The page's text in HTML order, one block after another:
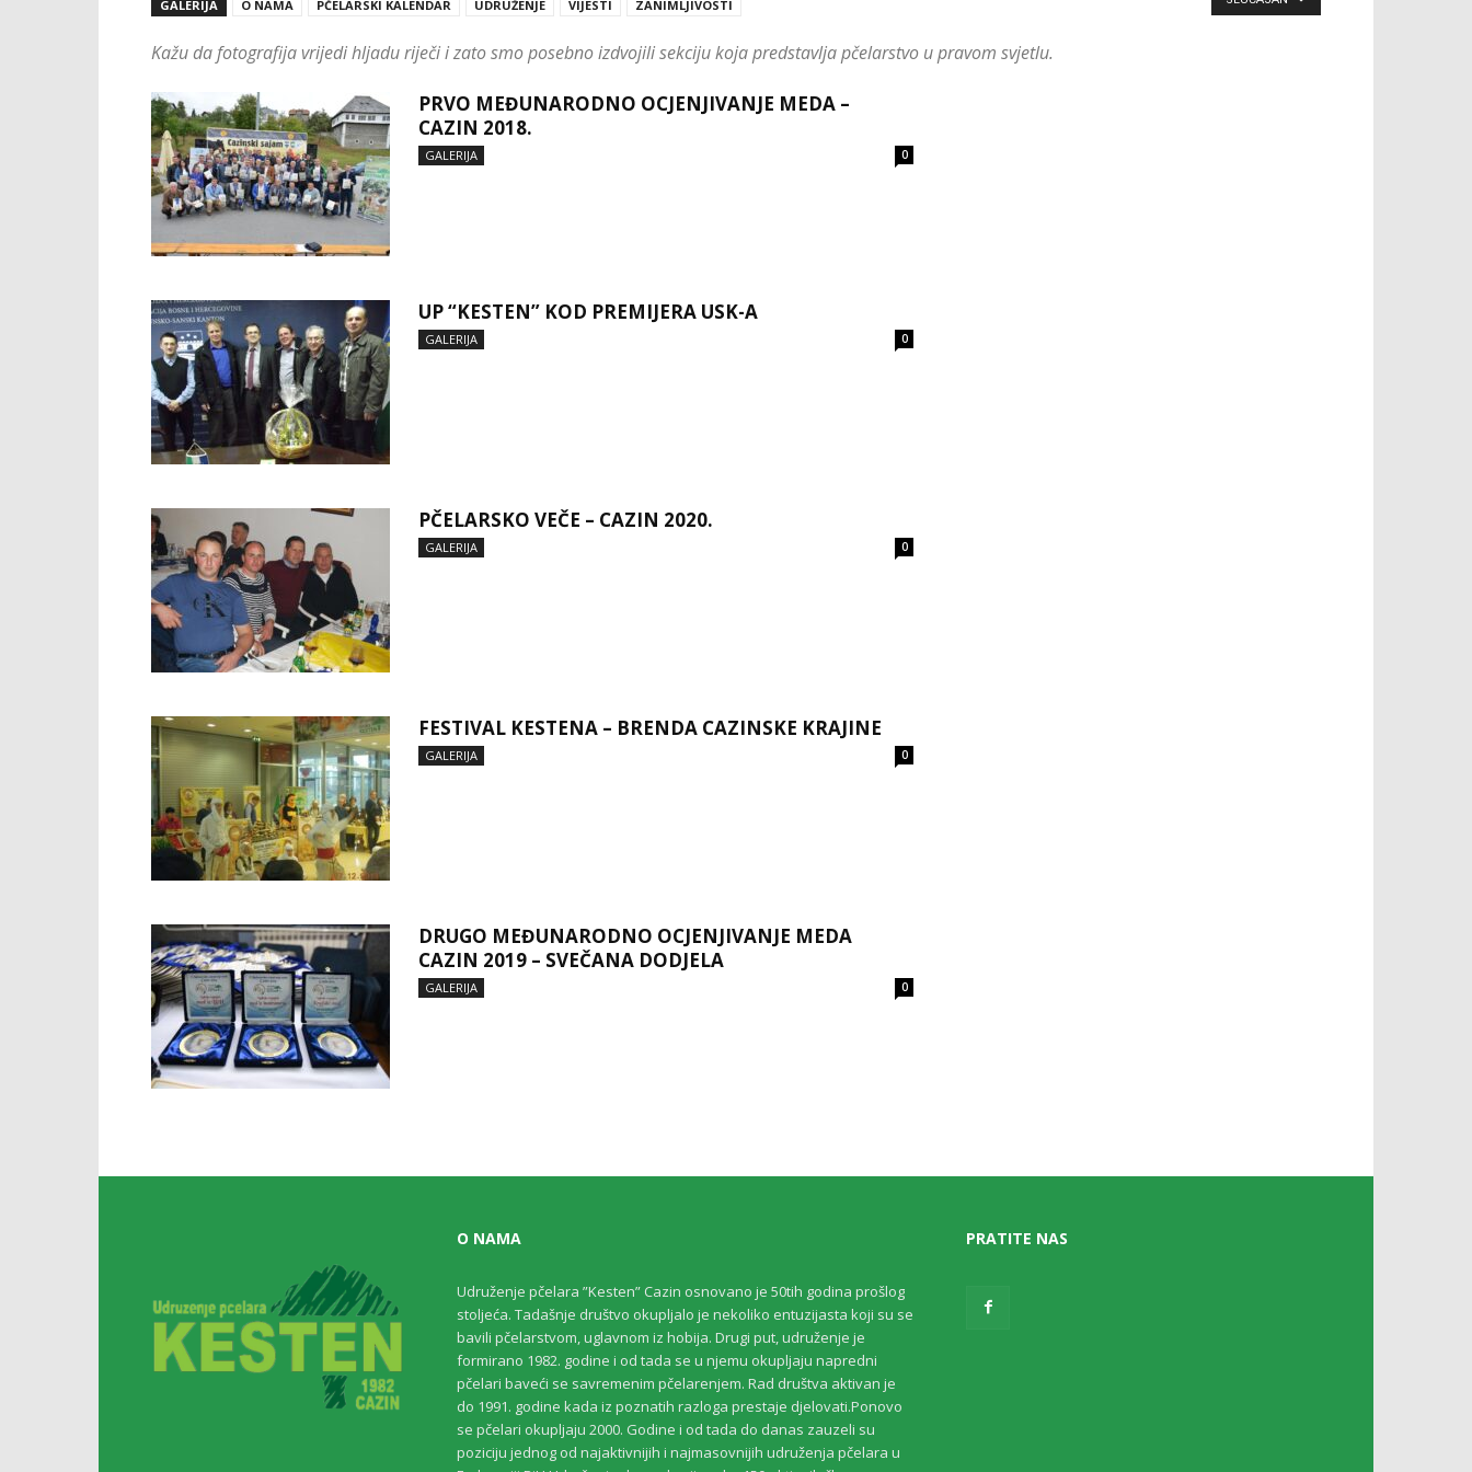
GALERIJA O NAMA PČELARSKI KALENDAR UDRUŽENJE VIJESTI ZANIMLJIVOSTI
Kažu da fotografija vrijedi hljadu riječi i zato smo posebno izdvojili sekciju koja predstavlja pčelarstvo u pravom svjetlu.
PRVO MEĐUNARODNO OCJENJIVANJE MEDA –
CAZIN 2018.
GALERIJA 0
UP “KESTEN” KOD PREMIJERA USK-A
GALERIJA 0
PČELARSKO VEČE – CAZIN 2020.
GALERIJA 0
FESTIVAL KESTENA – BRENDA CAZINSKE KRAJINE
GALERIJA 0
DRUGO MEĐUNARODNO OCJENJIVANJE MEDA
CAZIN 2019 – SVEČANA DODJELA
GALERIJA 0
O NAMA
Udruženje pčelara ”Kesten” Cazin osnovano je 50tih godina prošlog
stoljeća. Tadašnje društvo okupljalo je nekoliko entuzijasta koji su se
bavili pčelarstvom, uglavnom iz hobija. Drugi put, udruženje je
formirano 1982. godine i od tada se u njemu okupljaju napredni
pčelari baveći se savremenim pčelarenjem. Rad društva aktivan je
do 1991. godine kada iz poznatih razloga prestaje djelovati.Ponovo
se pčelari okupljaju 2000. Godine i od tada do danas zauzeli su
poziciju jednog od najaktivnijih i najmasovnijih udruženja pčelara u
PRATITE NAS